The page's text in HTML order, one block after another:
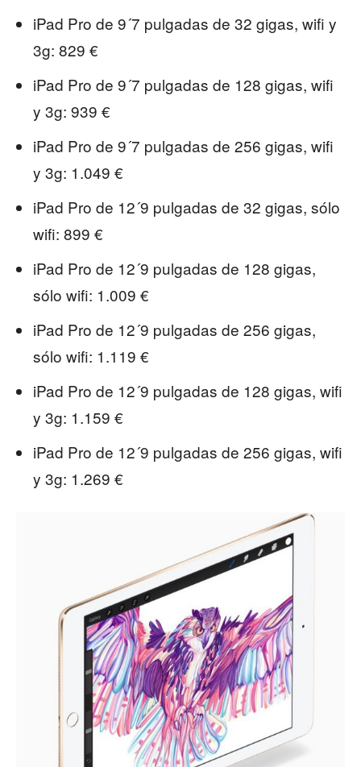
iPad Pro de 9´7 pulgadas de 32 gigas, wifi y
3g: 829 €
iPad Pro de 9´7 pulgadas de 128 gigas, wifi
y 3g: 939 €
iPad Pro de 9´7 pulgadas de 256 gigas, wifi
y 3g: 1.049 €
iPad Pro de 12´9 pulgadas de 32 gigas, sólo
wifi: 899 €
iPad Pro de 12´9 pulgadas de 128 gigas,
sólo wifi: 1.009 €
iPad Pro de 12´9 pulgadas de 256 gigas,
sólo wifi: 1.119 €
iPad Pro de 12´9 pulgadas de 128 gigas, wifi
y 3g: 1.159 €
iPad Pro de 12´9 pulgadas de 256 gigas, wifi
y 3g: 1.269 €